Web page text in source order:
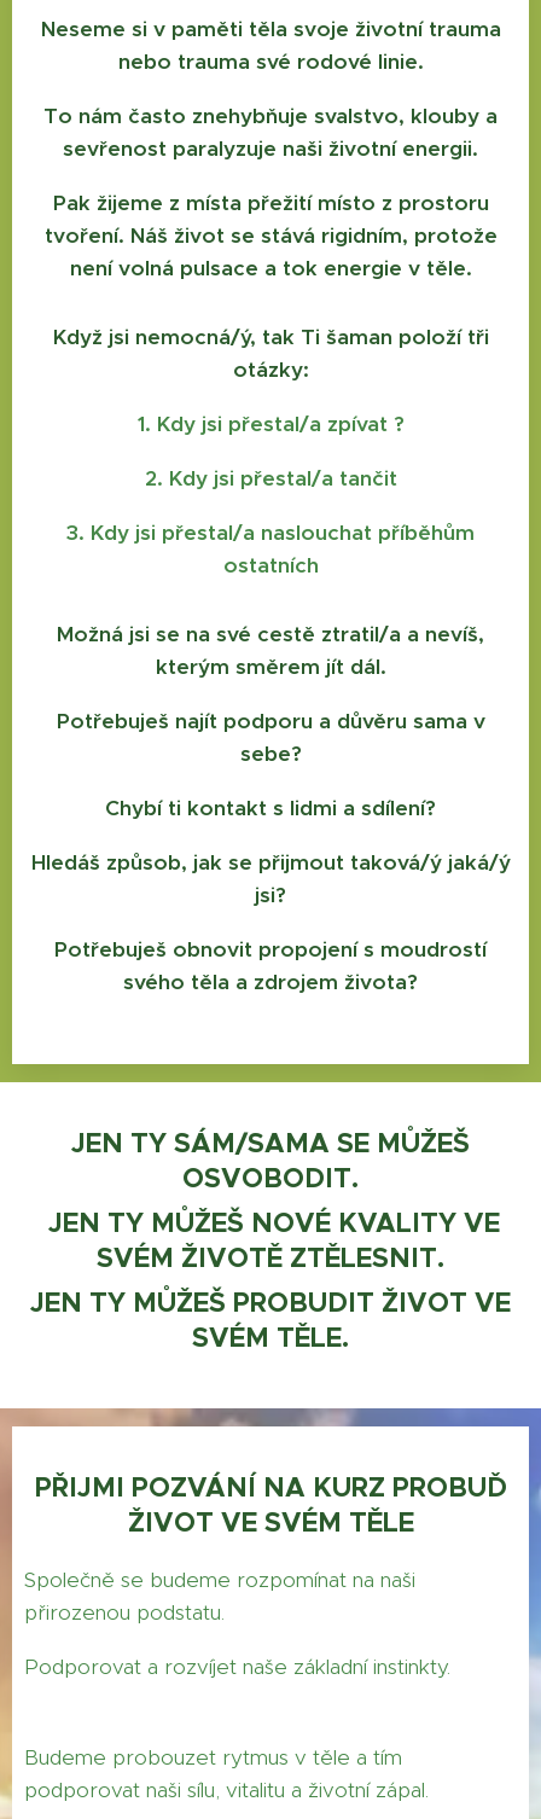
Neseme si v paměti těla svoje životní trauma
nebo trauma své rodové linie.
To nám často znehybňuje svalstvo, klouby a
sevřenost paralyzuje naši životní energii.
Pak žijeme z místa přežití místo z prostoru
tvoření. Náš život se stává rigidním, protože
není volná pulsace a tok energie v těle.
Když jsi nemocná/ý, tak Ti šaman položí tři
otázky:
1. Kdy jsi přestal/a zpívat ?
2. Kdy jsi přestal/a tančit
3. Kdy jsi přestal/a naslouchat příběhům
ostatních
Možná jsi se na své cestě ztratil/a a nevíš,
kterým směrem jít dál.
Potřebuješ najít podporu a důvěru sama v
sebe?
Chybí ti kontakt s lidmi a sdílení?
Hledáš způsob, jak se přijmout taková/ý jaká/ý
jsi?
Potřebuješ obnovit propojení s moudrostí
svého těla a zdrojem života?
JEN TY SÁM/SAMA SE MŮŽEŠ
OSVOBODIT.
JEN TY MŮŽEŠ NOVÉ KVALITY VE
SVÉM ŽIVOTĚ ZTĚLESNIT.
JEN TY MŮŽEŠ PROBUDIT ŽIVOT VE
SVÉM TĚLE.
PŘIJMI POZVÁNÍ NA KURZ PROBUĎ
ŽIVOT VE SVÉM TĚLE
Společně se budeme rozpomínat na naši
přirozenou podstatu.
Podporovat a rozvíjet naše základní instinkty.
Budeme probouzet rytmus v těle a tím
podporovat naši sílu, vitalitu a životní zápal.